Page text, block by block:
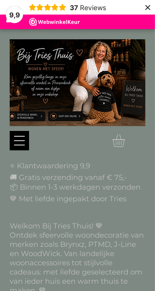
9,9
37 Reviews ×
⭐ Klantwaardering 9,9
🚚 Gratis verzending vanaf € 75,-
📦 Binnen 1-3 werkdagen verzonden
🤎 Met liefde ingepakt door Tries
Welkom Bij Tries Thuis! 🤎
Ontdek sfeervolle woondecoratie van
merken zoals Brynxz, PTMD, J-Line
en WoodWick. Van landelijke
woonaccessoires tot stijlvolle
cadeaus: met liefde geselecteerd om
van ieder huis een warm thuis te